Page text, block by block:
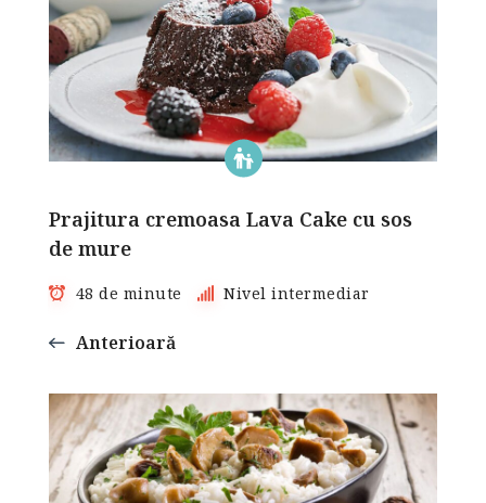
Prajitura cremoasa Lava Cake cu sos
de mure
48 de minute Nivel intermediar
Anterioară